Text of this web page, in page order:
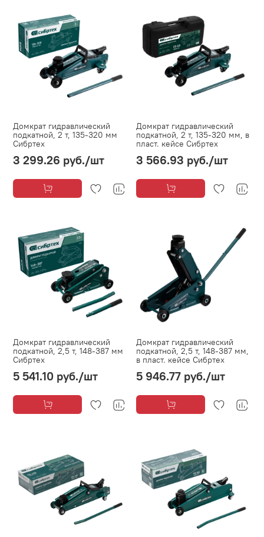
Домкрат гидравлический
подкатной, 2 т, 135-320 мм
Сибртех
3 299.26 руб./шт
Домкрат гидравлический
подкатной, 2 т, 135-320 мм, в
пласт. кейсе Сибртех
3 566.93 руб./шт
Домкрат гидравлический
подкатной, 2,5 т, 148-387 мм
Сибртех
5 541.10 руб./шт
Домкрат гидравлический
подкатной, 2,5 т, 148-387 мм,
в пласт. кейсе Сибртех
5 946.77 руб./шт